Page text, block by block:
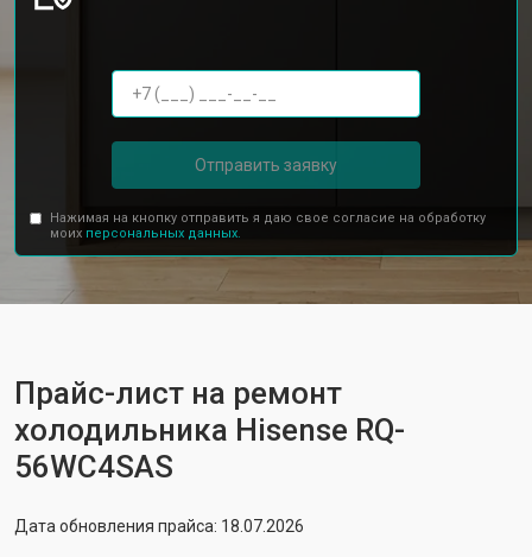
Отправить заявку
Нажимая на кнопку отправить я даю свое согласие на обработку
моих персональных данных.
Прайс-лист на ремонт
холодильника Hisense RQ-
56WC4SAS
Дата обновления прайса: 18.07.2026